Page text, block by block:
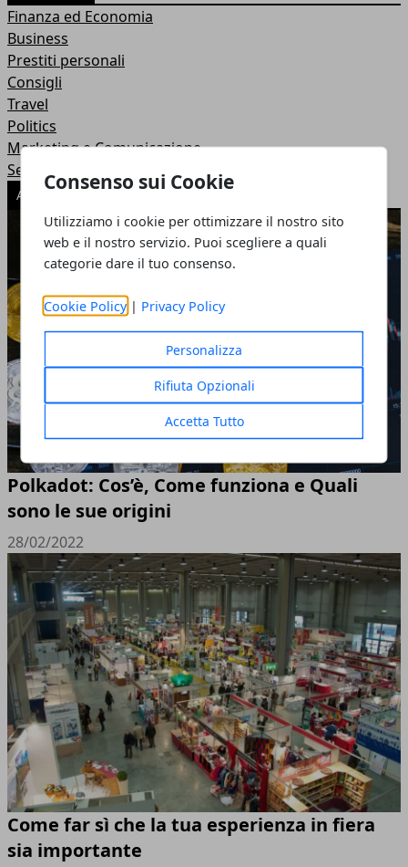
Consenso sui Cookie
Utilizziamo i cookie per ottimizzare il nostro sito
web e il nostro servizio. Puoi scegliere a quali
categorie dare il tuo consenso.
Cookie Policy | Privacy Policy
Personalizza
Rifiuta Opzionali
Accetta Tutto
Finanza ed Economia
Business
Prestiti personali
Consigli
Travel
Politics
Marketing e Comunicazione
Senza categoria
ARTICOLI POPOLARI
Polkadot: Cos’è, Come funziona e Quali
sono le sue origini
28/02/2022
Come far sì che la tua esperienza in fiera
sia importante